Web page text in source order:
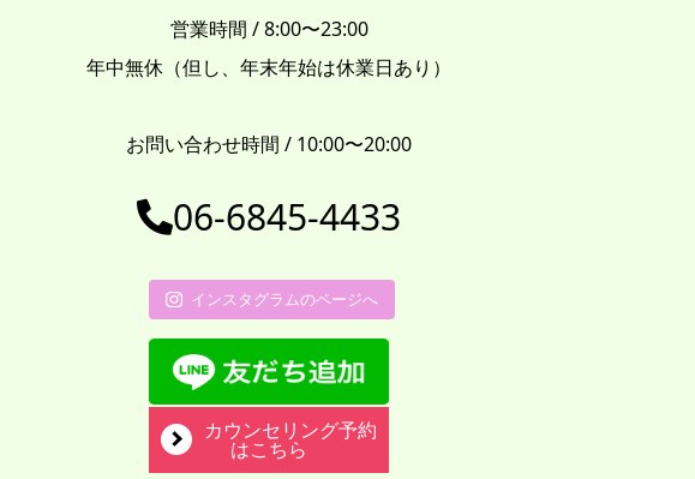
営業時間 / 8:00〜23:00
年中無休（但し、年末年始は休業日あり）
お問い合わせ時間 / 10:00〜20:00
06-6845-4433
インスタグラムのページへ
カウンセリング予約
はこちら